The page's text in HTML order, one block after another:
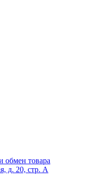
обмен товара
д. 20, стр. А